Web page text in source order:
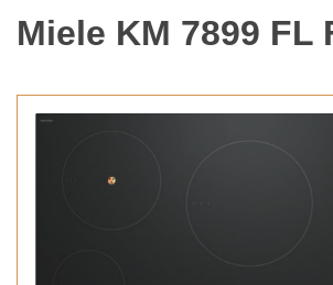
Miele KM 7899 FL